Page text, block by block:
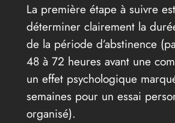
La première étape à suivre
déterminer clairement la
de la période d’abstinence
48 à 72 heures avant une
un effet psychologique
semaines pour un essai
organisé).